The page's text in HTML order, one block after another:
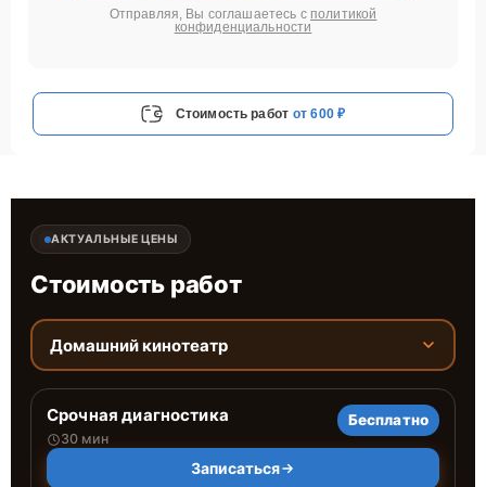
Отправляя, Вы соглашаетесь с политикой
конфиденциальности
Стоимость работ от 600 ₽
АКТУАЛЬНЫЕ ЦЕНЫ
Стоимость работ
Домашний кинотеатр
Срочная диагностика
30 мин
Бесплатно
Записаться